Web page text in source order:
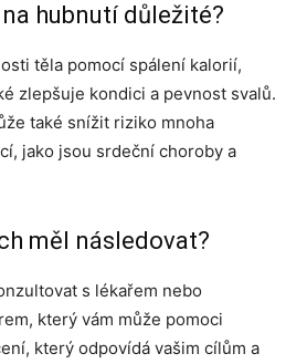
hubnutí důležité?
těla pomocí spálení kalorií,
zlepšuje kondici a pevnost svalů.
také snížit riziko mnoha
jako jsou srdeční choroby a
měl následovat?
s lékařem nebo
který vám může pomoci
který odpovídá vašim cílům a